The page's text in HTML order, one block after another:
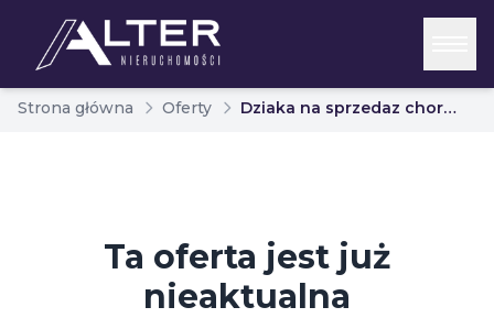
Strona główna Oferty Dziaka na sprzedaz choroszcz choroszcz 7121807
Ta oferta jest już
nieaktualna